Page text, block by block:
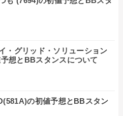
・グリッド・ソリューション
想とBBスタンスについて
の初値予想とBBスタン